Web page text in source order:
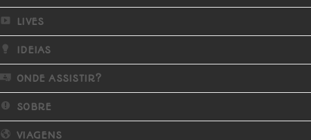
LIVES
IDEIAS
ONDE ASSISTIR?
SOBRE
VIAGENS